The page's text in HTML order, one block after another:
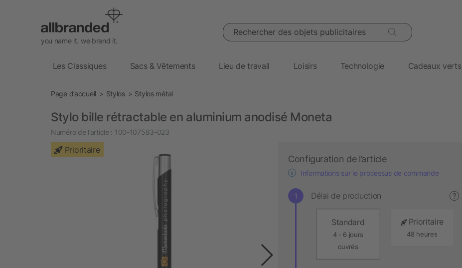
you name it. we brand it.
Rechercher des objets publicitaires
Les Classiques Sacs & Vêtements Lieu de travail Loisirs Technologie Cadeaux verts
Page d’accueil Stylos Stylos métal
Stylo bille rétractable en aluminium anodisé Moneta
Numéro de l’article : 100-107583-023
Prioritaire
Configuration de l’article
Informations sur le processus de commande
Délai de production ?
Standard
4 - 6 jours
ouvrés
Prioritaire
48 heures